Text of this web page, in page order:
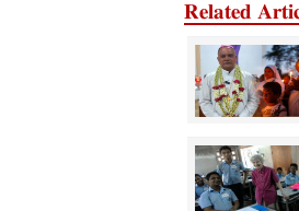
Related